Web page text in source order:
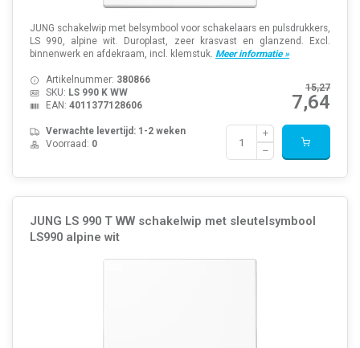
JUNG schakelwip met belsymbool voor schakelaars en pulsdrukkers,
LS 990, alpine wit. Duroplast, zeer krasvast en glanzend. Excl.
binnenwerk en afdekraam, incl. klemstuk. Meer informatie »
15,27
7,64
Artikelnummer: 380866
SKU: LS 990 K WW
EAN: 4011377128606
Verwachte levertijd: 1-2 weken
Voorraad: 0
JUNG LS 990 T WW schakelwip met sleutelsymbool
LS990 alpine wit